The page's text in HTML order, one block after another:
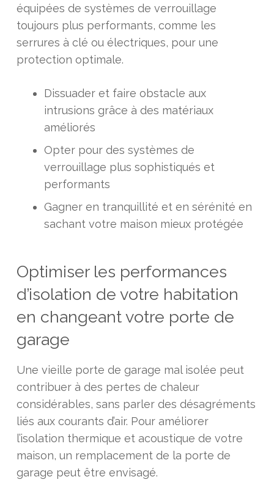
équipées de systèmes de verrouillage
toujours plus performants, comme les
serrures à clé ou électriques, pour une
protection optimale.
Dissuader et faire obstacle aux
intrusions grâce à des matériaux
améliorés
Opter pour des systèmes de
verrouillage plus sophistiqués et
performants
Gagner en tranquillité et en sérénité en
sachant votre maison mieux protégée
Optimiser les performances
d’isolation de votre habitation
en changeant votre porte de
garage
Une vieille porte de garage mal isolée peut
contribuer à des pertes de chaleur
considérables, sans parler des désagréments
liés aux courants d’air. Pour améliorer
l’isolation thermique et acoustique de votre
maison, un remplacement de la porte de
garage peut être envisagé.